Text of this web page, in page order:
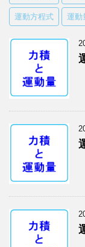
運動方程式 運動